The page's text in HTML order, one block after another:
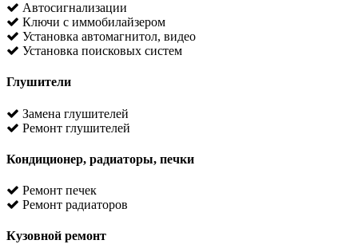
Автосигнализации
Ключи с иммобилайзером
Установка автомагнитол, видео
Установка поисковых систем
Глушители
Замена глушителей
Ремонт глушителей
Кондиционер, радиаторы, печки
Ремонт печек
Ремонт радиаторов
Кузовной ремонт